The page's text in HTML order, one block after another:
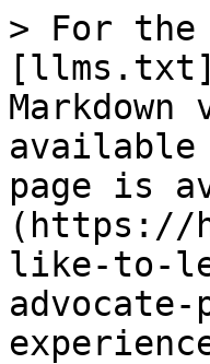
> For the
available
page is
(https://
like-to-